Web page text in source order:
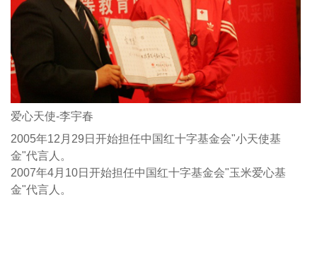
爱心天使-李宇春
2005年12月29日开始担任中国红十字基金会"小天使基
金"代言人。
2007年4月10日开始担任中国红十字基金会"玉米爱心基
金"代言人。